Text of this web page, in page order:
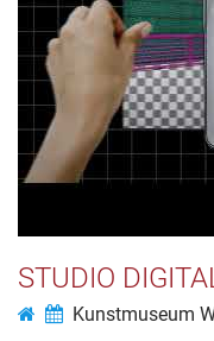
STUDIO
Kunstmuseum